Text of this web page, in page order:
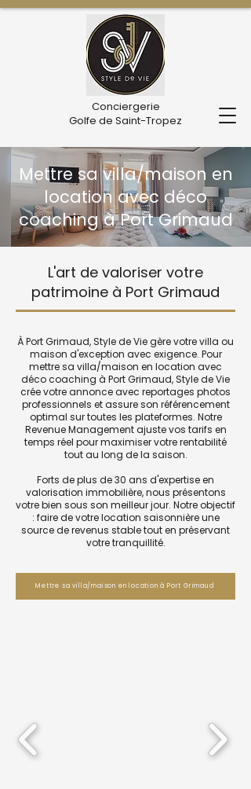
Conciergerie
Golfe de Saint-Tropez
Mettre sa villa/maison en
location avec déco
coaching à Port Grimaud
L'art de valoriser votre
patrimoine à Port Grimaud
À Port Grimaud, Style de Vie gère votre villa ou
maison d'exception avec exigence. Pour
mettre sa villa/maison en location avec
déco coaching à Port Grimaud, Style de Vie
crée votre annonce avec reportages photos
professionnels et assure son référencement
optimal sur toutes les plateformes. Notre
Revenue Management ajuste vos tarifs en
temps réel pour maximiser votre rentabilité
tout au long de la saison.
Forts de plus de 30 ans d'expertise en
valorisation immobilière, nous présentons
votre bien sous son meilleur jour. Notre objectif
: faire de votre location saisonnière une
source de revenus stable tout en préservant
votre tranquillité.
Mettre sa villa/maison en location à Port Grimaud